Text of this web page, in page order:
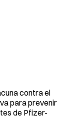
contra el
para prevenir
de Pfizer-